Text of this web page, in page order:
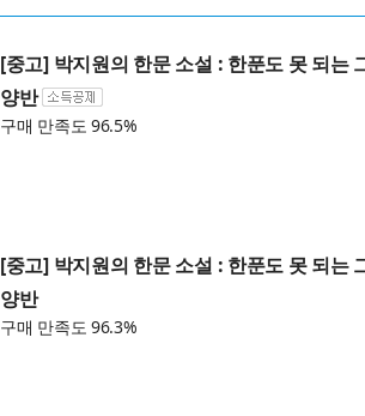
[중고] 박지원의 한문 소설 : 한푼도 못 되는
양반
구매 만족도 96.5%
[중고] 박지원의 한문 소설 : 한푼도 못 되는
양반
구매 만족도 96.3%